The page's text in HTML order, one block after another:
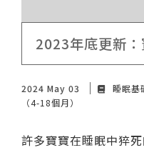
2023年底更新
2024 May 03 睡眠基
（4-18個月）
許多寶寶在睡眠中猝